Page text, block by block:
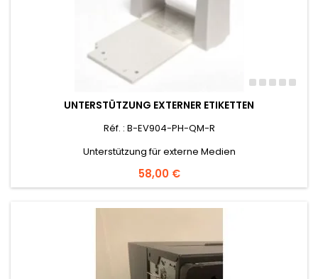
UNTERSTÜTZUNG EXTERNER ETIKETTEN
Réf. : B-EV904-PH-QM-R
Unterstützung für externe Medien
Preis
58,00 €